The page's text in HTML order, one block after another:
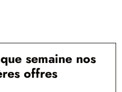
semaine nos
offres